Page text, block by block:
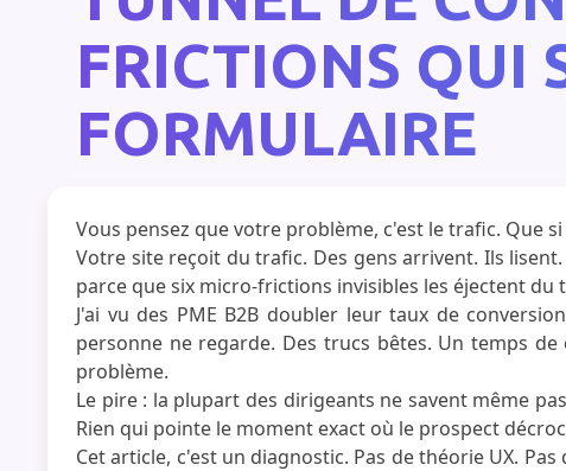
FRICTIONS QUI
FORMULAIRE
Vous pensez que votre problème, c'est le trafic. Que
Votre site reçoit du trafic. Des gens arrivent. Ils
parce que six micro-frictions invisibles les éjectent
J'ai vu des PME B2B doubler leur taux de
personne ne regarde. Des trucs bêtes. Un temps
problème.
Le pire : la plupart des dirigeants ne savent même
Rien qui pointe le moment exact où le prospect
Cet article, c'est un diagnostic. Pas de théorie UX.